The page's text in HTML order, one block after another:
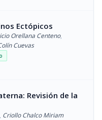
Ectópicos
Orellana Centeno,
Cuevas
Revisión de la
, Criollo Chalco Miriam